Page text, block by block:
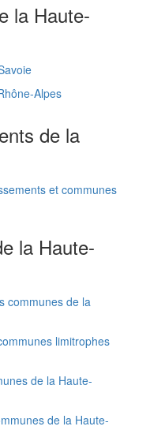
la Haute-
Alpes
de la
et communes
la Haute-
communes de la
limitrophes
de la Haute-
de la Haute-